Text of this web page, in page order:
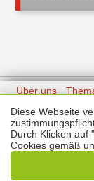
Kontakt
Über uns
Diese Webseite
Durch Klicken auf
Cookies gemäß